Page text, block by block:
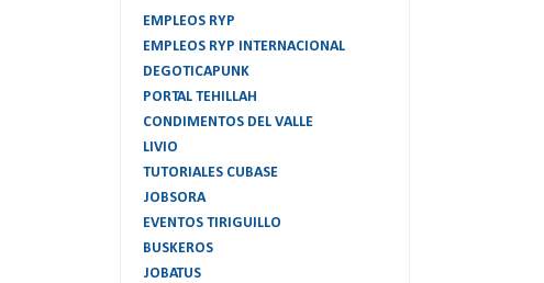
EMPLEOS RYP
EMPLEOS RYP INTERNACIONAL
DEGOTICAPUNK
PORTAL TEHILLAH
CONDIMENTOS DEL VALLE
LIVIO
TUTORIALES CUBASE
JOBSORA
EVENTOS TIRIGUILLO
BUSKEROS
JOBATUS